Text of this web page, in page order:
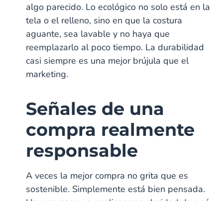
algo parecido. Lo ecológico no solo está en la
tela o el relleno, sino en que la costura
aguante, sea lavable y no haya que
reemplazarlo al poco tiempo. La durabilidad
casi siempre es una mejor brújula que el
marketing.
Señales de una
compra realmente
responsable
A veces la mejor compra no grita que es
sostenible. Simplemente está bien pensada.